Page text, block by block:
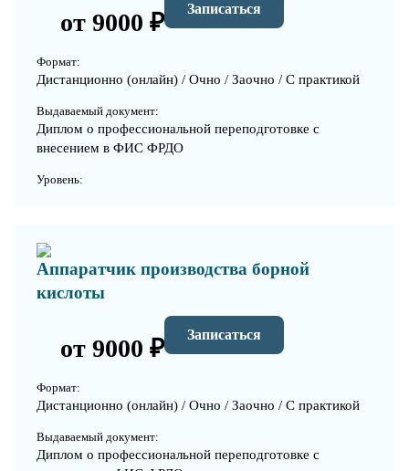
от 9000 ₽ Записаться
Формат:
Дистанционно (онлайн) / Очно / Заочно / С практикой
Выдаваемый документ:
Диплом о профессиональной переподготовке с
внесением в ФИС ФРДО
Уровень:
Аппаратчик производства борной
кислоты
от 9000 ₽ Записаться
Формат:
Дистанционно (онлайн) / Очно / Заочно / С практикой
Выдаваемый документ:
Диплом о профессиональной переподготовке с